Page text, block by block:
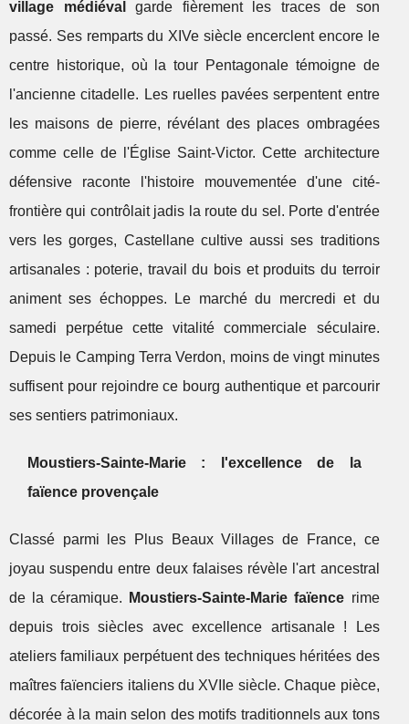
village médiéval
garde fièrement les traces de son
passé. Ses remparts du XIVe siècle encerclent encore le
centre historique, où la tour Pentagonale témoigne de
l'ancienne citadelle. Les ruelles pavées serpentent entre
les maisons de pierre, révélant des places ombragées
comme celle de l'Église Saint-Victor. Cette architecture
défensive raconte l'histoire mouvementée d'une cité-
frontière qui contrôlait jadis la route du sel. Porte d'entrée
vers les gorges, Castellane cultive aussi ses traditions
artisanales : poterie, travail du bois et produits du terroir
animent ses échoppes. Le marché du mercredi et du
samedi perpétue cette vitalité commerciale séculaire.
Depuis le Camping Terra Verdon, moins de vingt minutes
suffisent pour rejoindre ce bourg authentique et parcourir
ses sentiers patrimoniaux.
Moustiers-Sainte-Marie : l'excellence de la
faïence provençale
Classé parmi les Plus Beaux Villages de France, ce
joyau suspendu entre deux falaises révèle l'art ancestral
de la céramique.
Moustiers-Sainte-Marie faïence rime
depuis trois siècles avec excellence artisanale ! Les
ateliers familiaux perpétuent des techniques héritées des
maîtres faïenciers italiens du XVIIe siècle. Chaque pièce,
décorée à la main selon des motifs traditionnels aux tons